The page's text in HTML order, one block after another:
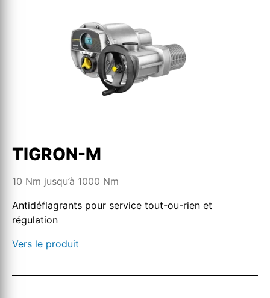
TIGRON-M
10 Nm jusqu’à 1000 Nm
Antidéflagrants pour service tout-ou-rien et
régulation
Vers le produit